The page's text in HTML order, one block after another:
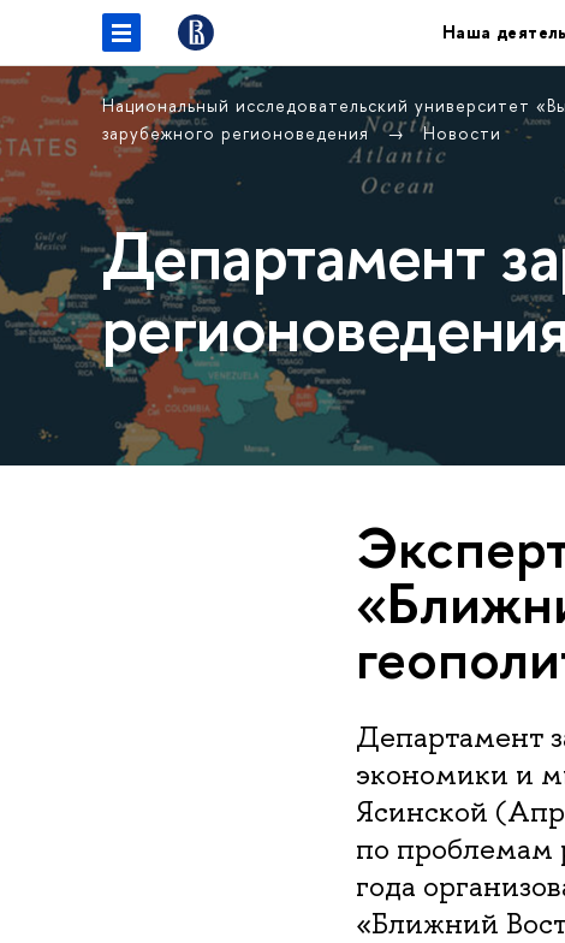
Наша
Национальный исследовательский университет
зарубежного регионоведения
Новости
Департамент
Департамент
экономики и
Ясинской
по проблемам
года
«Ближний